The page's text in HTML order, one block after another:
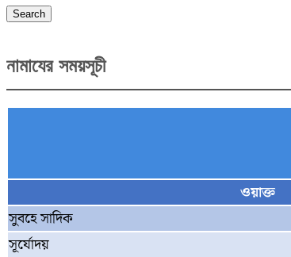
Search
নামাযের সময়সূচী
ওয়াক্ত
সুবহে সাদিক
সূর্যোদয়